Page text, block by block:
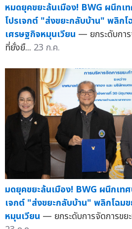
หมดยุคขยะล้นเมือง! BWG ผนึกเ
โปรเจกต์ "ส่งขยะกลับบ้าน" พลิกโ
เศรษฐกิจหมุนเวียน — ยกระดับกา
ที่ยั่งยื... 23 ก.ค.
มดยุคขยะล้นเมือง! BWG ผนึกเท
เจกต์ "ส่งขยะกลับบ้าน" พลิกโฉม
หมุนเวียน — ยกระดับการจัดการขย